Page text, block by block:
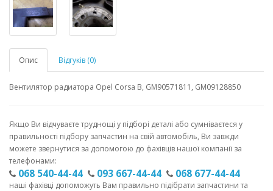
Опис Відгуків (0)
Вентилятор радиатора Opel Corsa B, GM90571811, GM09128850
Якщо Ви відчуваєте труднощі у підборі деталі або сумніваєтеся у
правильності підбору запчастин на свій автомобіль, Ви завжди
можете звернутися за допомогою до фахівців нашої компанії за
телефонами:
068 540-44-44 093 667-44-44 068 677-44-44
наші фахівці допоможуть Вам правильно підібрати запчастини та